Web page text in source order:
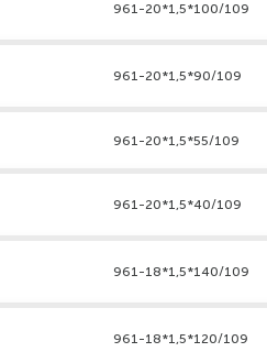
961-20*1,5*100/109
961-20*1,5*90/109
961-20*1,5*55/109
961-20*1,5*40/109
961-18*1,5*140/109
961-18*1,5*120/109